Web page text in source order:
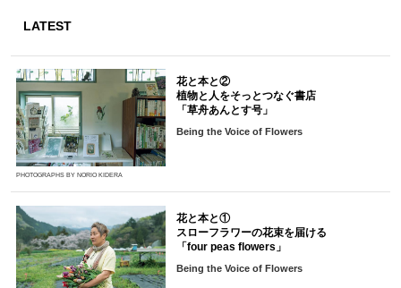
LATEST
PHOTOGRAPHS BY NORIO KIDERA
花と本と②
植物と人をそっとつなぐ書店
「草舟あんとす号」
Being the Voice of Flowers
花と本と①
スローフラワーの花束を届ける
「four peas flowers」
Being the Voice of Flowers